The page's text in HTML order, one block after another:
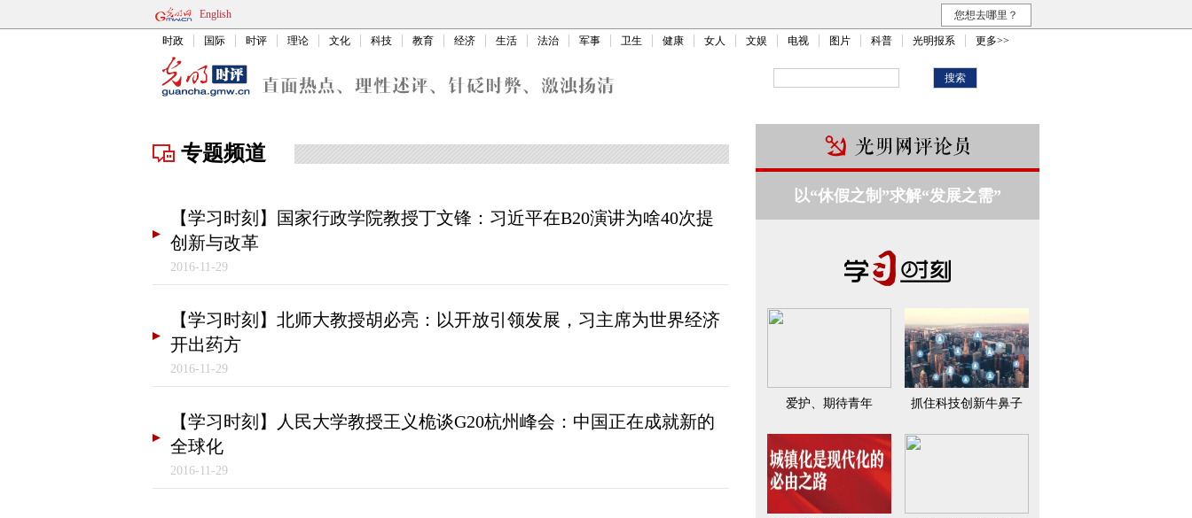
English 您想去哪里？
时政 国际 时评 理论 文化 科技 教育 经济 生活 法治 军事 卫生 健康 女人 文娱 电视 图片 科普 光明报系 更多>>
专题频道
【学习时刻】国家行政学院教授丁文锋：习近平在B20演讲为啥40次提
创新与改革
2016-11-29
【学习时刻】北师大教授胡必亮：以开放引领发展，习主席为世界经济
开出药方
2016-11-29
【学习时刻】人民大学教授王义桅谈G20杭州峰会：中国正在成就新的
全球化
2016-11-29
以“休假之制”求解“发展之需”
爱护、期待青年 抓住科技创新牛鼻子